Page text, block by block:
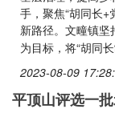
手，聚焦“胡同长+
新路径。文疃镇坚
为目标，将“胡同
2023-08-09
平顶山评选一